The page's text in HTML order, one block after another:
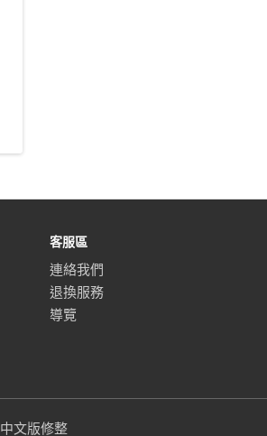
客服區
連絡我們
退換服務
導覽
中文版修整